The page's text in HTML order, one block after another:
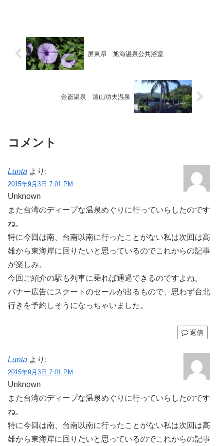
屏東県 旭海温泉公共浴室
金崙温泉 遠山功夫温泉
コメント
Lunta より:
2015年9月3日 7:01 PM
Unknown
また台湾のディープな温泉めぐりに行っていらしたのです
ね。
特に今回は南、台南以南に行ったことがない私は次回は高
雄から東海岸に回りたいと思っているのでこれからの記事
が楽しみ。
今回ご紹介の駅も列車に乗れば通過できるのですよね。
バナー広告にスクートのセールが出るもので、思わず台北
行きを予約しそうになっちゃいました。
返信
Lunta より:
2015年9月3日 7:01 PM
Unknown
また台湾のディープな温泉めぐりに行っていらしたのです
ね。
特に今回は南、台南以南に行ったことがない私は次回は高
雄から東海岸に回りたいと思っているのでこれからの記事